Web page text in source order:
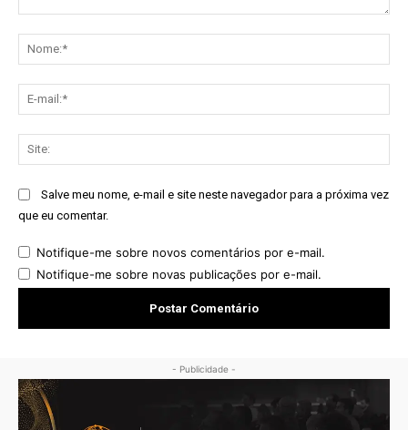
Salve meu nome, e-mail e site neste navegador para a próxima vez
que eu comentar.
Notifique-me sobre novos comentários por e-mail.
Notifique-me sobre novas publicações por e-mail.
- Publicidade -